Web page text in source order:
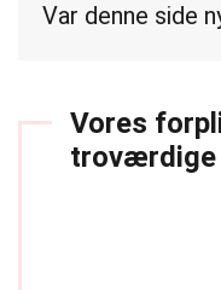
Var denne side
Vores